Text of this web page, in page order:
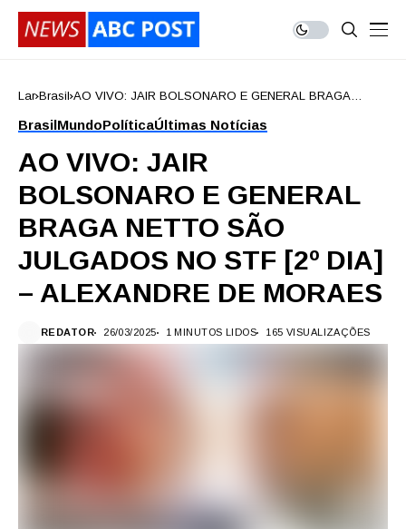
Lar Brasil AO VIVO: JAIR BOLSONARO E GENERAL BRAGA
DE MORAES
BrasilMundoPolíticaÚltimas Notícias
AO VIVO: JAIR
BOLSONARO E GENERAL
BRAGA NETTO SÃO
JULGADOS NO STF [2º DIA]
– ALEXANDRE DE MORAES
REDATOR 26/03/2025 1 MINUTOS LIDOS 165 VISUALIZAÇÕES